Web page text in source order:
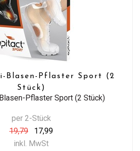
Blasen-Pflaster Sport (2
Stück)
Pflaster Sport (2 Stück)
per 2-Stück
19,79
17,99
inkl. MwSt